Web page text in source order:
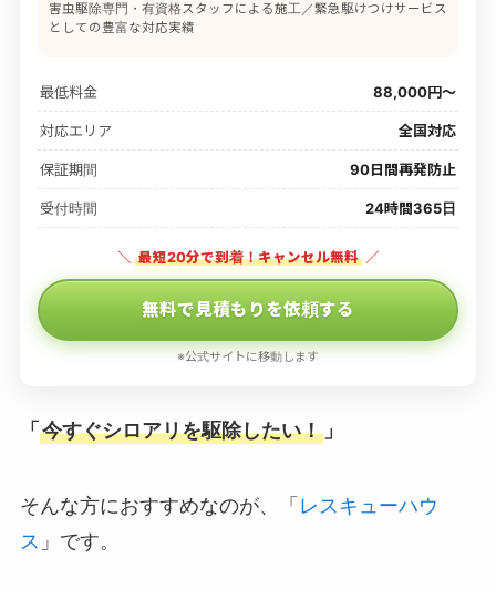
害虫駆除専門・有資格スタッフによる施工／緊急駆けつけサービス
としての豊富な対応実績
最低料金 88,000円〜
対応エリア 全国対応
保証期間 90日間再発防止
受付時間 24時間365日
＼ 最短20分で到着！キャンセル無料 ／
無料で見積もりを依頼する
※公式サイトに移動します
「 今すぐシロアリを駆除したい！」
そんな方におすすめなのが、「 レスキューハウ
ス 」です。